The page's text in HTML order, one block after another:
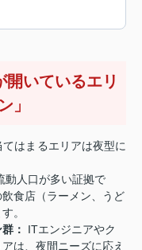
いているエリ
」
はまるエリアは夜型に
動人口が多い証拠で
食店（ラーメン、うど
。
：
ITエンジニアやク
は、夜間ニーズに応え